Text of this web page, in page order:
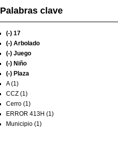
Palabras clave
(-) 17
(-) Arbolado
(-) Juego
(-) Niño
(-) Plaza
A (1)
CCZ (1)
Cerro (1)
ERROR 413H (1)
Municipio (1)